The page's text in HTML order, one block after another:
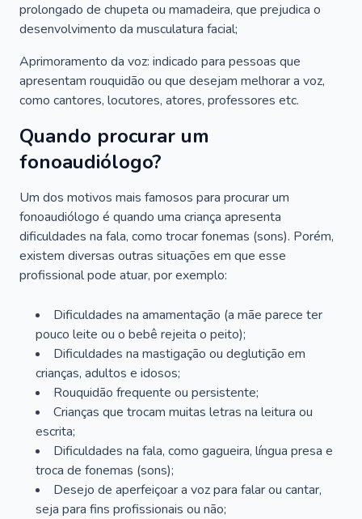
prolongado de chupeta ou mamadeira, que prejudica o
desenvolvimento da musculatura facial;
Aprimoramento da voz: indicado para pessoas que
apresentam rouquidão ou que desejam melhorar a voz,
como cantores, locutores, atores, professores etc.
Quando procurar um
fonoaudiólogo?
Um dos motivos mais famosos para procurar um
fonoaudiólogo é quando uma criança apresenta
dificuldades na fala, como trocar fonemas (sons). Porém,
existem diversas outras situações em que esse
profissional pode atuar, por exemplo:
Dificuldades na amamentação (a mãe parece ter
pouco leite ou o bebê rejeita o peito);
Dificuldades na mastigação ou deglutição em
crianças, adultos e idosos;
Rouquidão frequente ou persistente;
Crianças que trocam muitas letras na leitura ou
escrita;
Dificuldades na fala, como gagueira, língua presa e
troca de fonemas (sons);
Desejo de aperfeiçoar a voz para falar ou cantar,
seja para fins profissionais ou não;